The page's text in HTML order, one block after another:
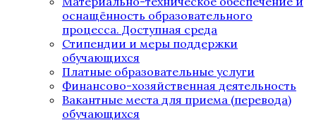
оснащённость образовательного
процесса. Доступная среда
Стипендии и меры поддержки
обучающихся
Платные образовательные услуги
Финансово-хозяйственная деятельность
Вакантные места для приема (перевода)
обучающихся